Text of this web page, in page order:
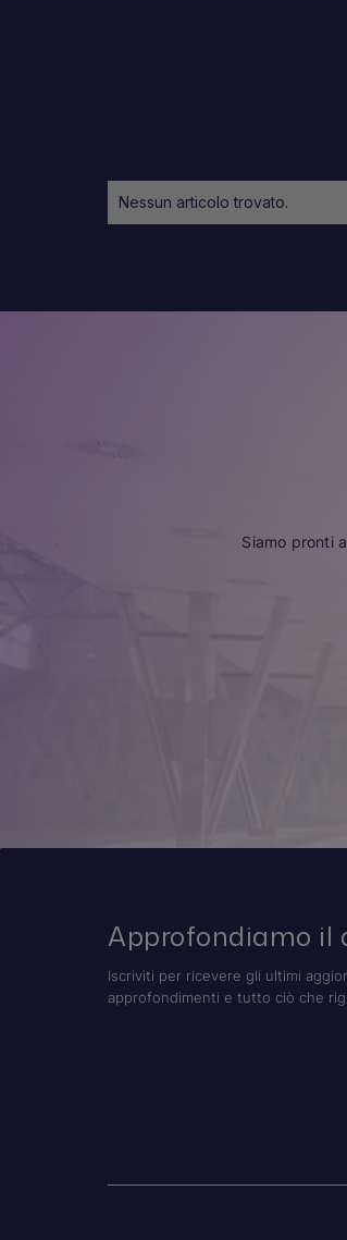
Nessun articolo trovato.
Siamo pronti
Approfondiamo il
Iscriviti per ricevere gli ultimi
approfondimenti e tutto ciò che